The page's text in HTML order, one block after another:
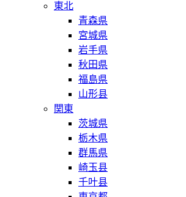
東北
青森県
宮城県
岩手県
秋田県
福島県
山形县
関東
茨城県
栃木県
群馬県
崎玉县
千叶县